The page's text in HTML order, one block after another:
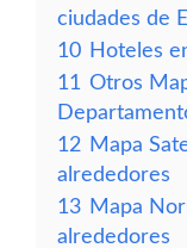
ciudades de
10 Hoteles
11 Otros
12 Mapa
alrededores
13 Mapa
alrededores